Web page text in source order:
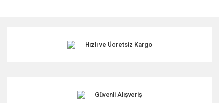
Hızlı ve Ücretsiz Kargo
Güvenli Alışveriş